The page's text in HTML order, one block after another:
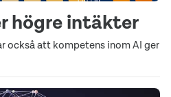
högre intäkter
också att kompetens inom AI ger